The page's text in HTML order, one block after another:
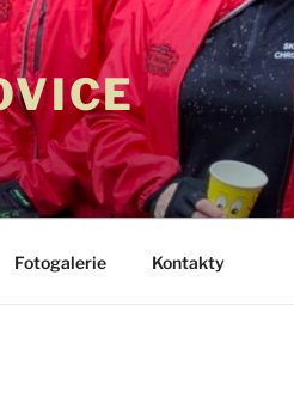
Fotogalerie Kontakty